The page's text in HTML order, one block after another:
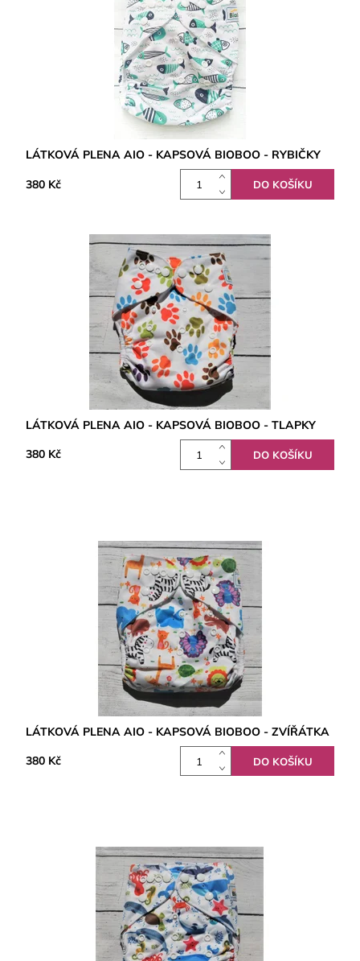
LÁTKOVÁ PLENA AIO - KAPSOVÁ BIOBOO - RYBIČKY
380 Kč
LÁTKOVÁ PLENA AIO - KAPSOVÁ BIOBOO - TLAPKY
380 Kč
LÁTKOVÁ PLENA AIO - KAPSOVÁ BIOBOO - ZVÍŘÁTKA
380 Kč